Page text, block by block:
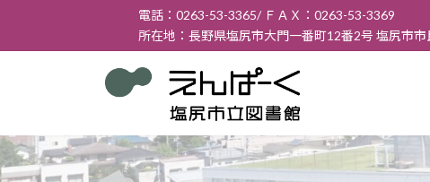
テ
ス
キ
ゲ
ン
に
電話：0263-53-3365/ ＦＡＸ：0263-53-3369
所在地：長野県塩尻市大門一番町12番2号 塩尻市